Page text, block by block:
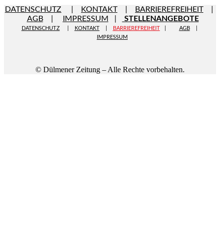
DATENSCHUTZ KONTAKT| BARRIEREFREIHEIT|
AGB| IMPRESSUM STELLENANGEBOTE
DATENSCHUTZ| KONTAKT| BARRIEREFREIHEIT| AGB|
IMPRESSUM
© Dülmener Zeitung – Alle Rechte vorbehalten.